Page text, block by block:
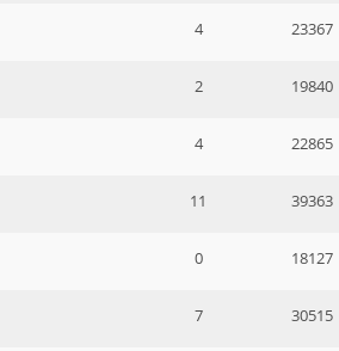
4 23367
2 19840
4 22865
11 39363
0 18127
7 30515